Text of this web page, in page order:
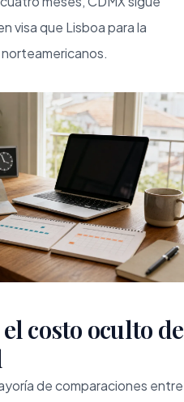
visa que Lisboa para la
costo oculto de
de comparaciones entre